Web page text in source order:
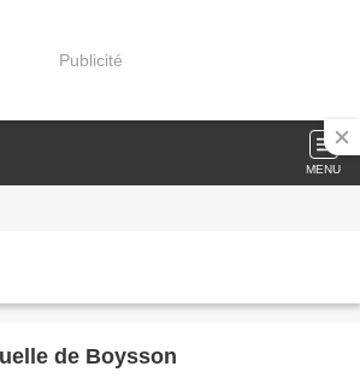
Publicité
MENU
de Boysson